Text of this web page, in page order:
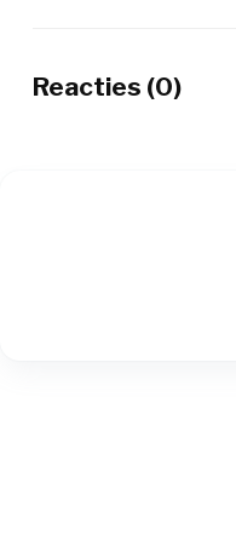
Reacties (0)